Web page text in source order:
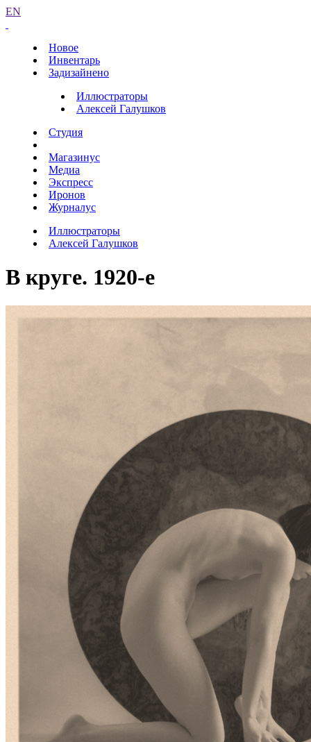
EN
Новое
Инвентарь
Задизайнено
Иллюстраторы
Алексей Галушков
Студия
Магазинус
Медиа
Экспресс
Иронов
Журналус
Иллюстраторы
Алексей Галушков
В круге. 1920-е